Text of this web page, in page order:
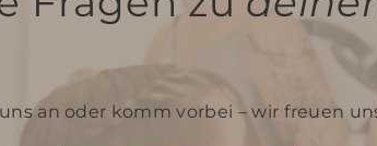
an oder komm vorbei – wir freuen